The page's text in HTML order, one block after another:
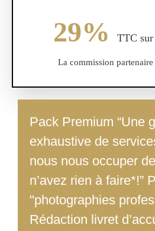
29% TTC
La commission
Pack Premium “Une
exhaustive de
nous nous occuper
n’avez rien à faire*!”
"photographies
Rédaction livret